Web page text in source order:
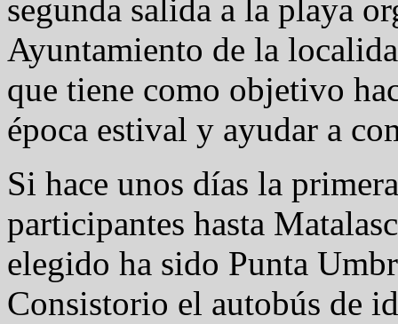
segunda salida a la playa
Ayuntamiento de la
que tiene como objetivo
época estival y ayudar a
Si hace unos días la
participantes hasta
elegido ha sido Punta
Consistorio el autobús de